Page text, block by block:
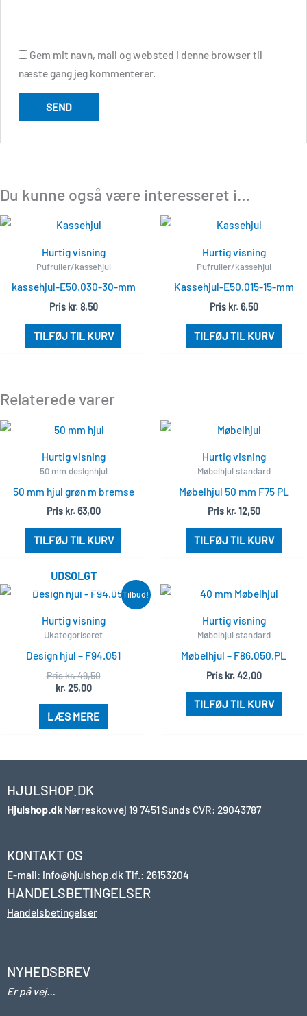
Gem mit navn, mail og websted i denne browser til
næste gang jeg kommenterer.
Du kunne også være interesseret i…
Hurtig visning
Pufruller/kassehjul
kassehjul-E50.030-30-mm
Pris kr.8,50
TILFØJ TIL KURV
Hurtig visning
Pufruller/kassehjul
Kassehjul-E50.015-15-mm
Pris kr.6,50
TILFØJ TIL KURV
Relaterede varer
Hurtig visning
50 mm designhjul
50 mm hjul grøn m bremse
Pris kr.63,00
TILFØJ TIL KURV
Hurtig visning
Møbelhjul standard
Møbelhjul 50 mm F75 PL
Pris kr.12,50
TILFØJ TIL KURV
Tilbud!
UDSOLGT
Hurtig visning
Ukategoriseret
Design hjul – F94.051
Priskr.49,50
Den
oprindelige
var:
kr. 49,50.
kr.25,00
Den
aktuelle
er:
kr. 25,00.
LÆS MERE
Hurtig visning
Møbelhjul standard
Møbelhjul – F86.050.PL
Pris kr.42,00
TILFØJ TIL KURV
HJULSHOP.DK
Hjulshop.dk Nørreskovvej 197451 Sunds CVR: 29043787
KONTAKT OS
E-mail: info@hjulshop.dk Tlf.: 26153204
HANDELSBETINGELSER
Handelsbetingelser
NYHEDSBREV
Er på vej…